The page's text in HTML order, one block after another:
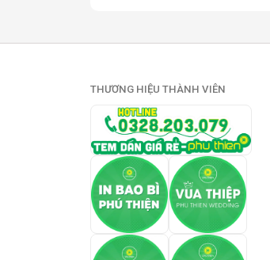
THƯƠNG HIỆU THÀNH VIÊN